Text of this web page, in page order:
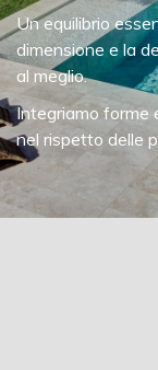
Un equilibrio
dimensione e la
al meglio.
Integriamo forme
nel rispetto delle